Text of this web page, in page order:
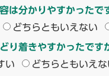
は分かりやすかったで
どちらともいえない
り着きやすかったです
い どちらともいえな